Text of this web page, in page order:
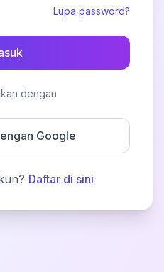
Lupa password?
dengan
Google
Daftar di sini